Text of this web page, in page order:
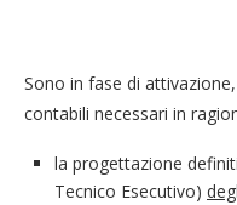
Sono in fase di
contabili necessari in
la progettazione
Tecnico Esecutivo)